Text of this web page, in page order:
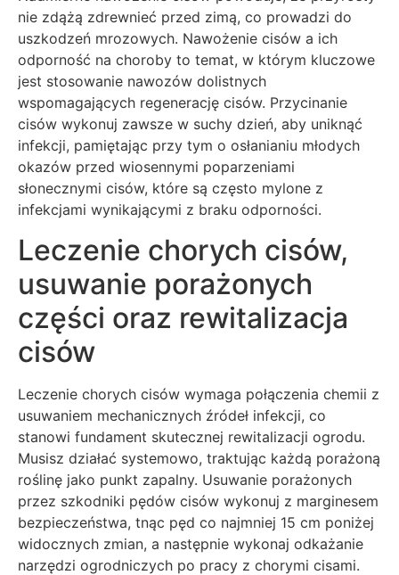
nie zdążą zdrewnieć przed zimą, co prowadzi do
uszkodzeń mrozowych. Nawożenie cisów a ich
odporność na choroby to temat, w którym kluczowe
jest stosowanie nawozów dolistnych
wspomagających regenerację cisów. Przycinanie
cisów wykonuj zawsze w suchy dzień, aby uniknąć
infekcji, pamiętając przy tym o osłanianiu młodych
okazów przed wiosennymi poparzeniami
słonecznymi cisów, które są często mylone z
infekcjami wynikającymi z braku odporności.
Leczenie chorych cisów,
usuwanie porażonych
części oraz rewitalizacja
cisów
Leczenie chorych cisów wymaga połączenia chemii z
usuwaniem mechanicznych źródeł infekcji, co
stanowi fundament skutecznej rewitalizacji ogrodu.
Musisz działać systemowo, traktując każdą porażoną
roślinę jako punkt zapalny. Usuwanie porażonych
przez szkodniki pędów cisów wykonuj z marginesem
bezpieczeństwa, tnąc pęd co najmniej 15 cm poniżej
widocznych zmian, a następnie wykonaj odkażanie
narzędzi ogrodniczych po pracy z chorymi cisami.